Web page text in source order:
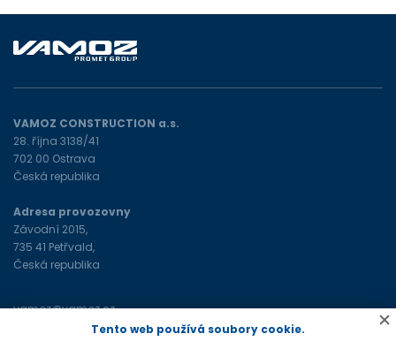
VAMOZ CONSTRUCTION a.s.
28. října 3138/41
702 00 Ostrava
Česká republika
Adresa provozovny
Závodní 2015,
735 41 Petřvald,
Česká republika
vamoz@vamoz.cz
+420 596 693 598(tel)
Tento web používá soubory cookie.